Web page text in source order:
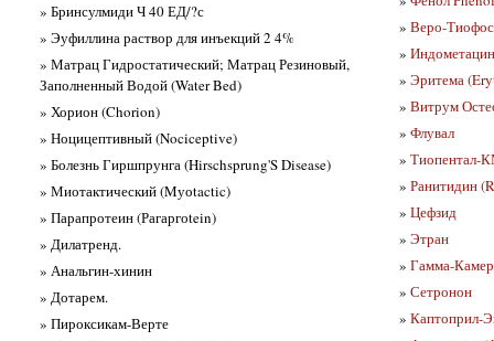
» Бринсулмиди Ч 40 ЕД/?с
» Эуфиллина раствор для инъекций 2 4%
» Матрац Гидростатический; Матрац Резиновый,
Заполненный Водой (Water Bed)
» Хорион (Chorion)
» Ноцицептивный (Nociceptive)
» Болезнь Гиршпрунга (Hirschsprung'S Disease)
» Миотактический (Mуоtactic)
» Парапротеин (Рагаргоtein)
» Дилатренд.
» Анальгин-хинин
» Дотарем.
» Пироксикам-Верте
» Веро-
»
» Эритема
» Витрум
» Флувал
» Тиопентал-
» Ранитидин
» Цефзид
» Этран
» Гамма-
» Сетронон
» Каптоприл-